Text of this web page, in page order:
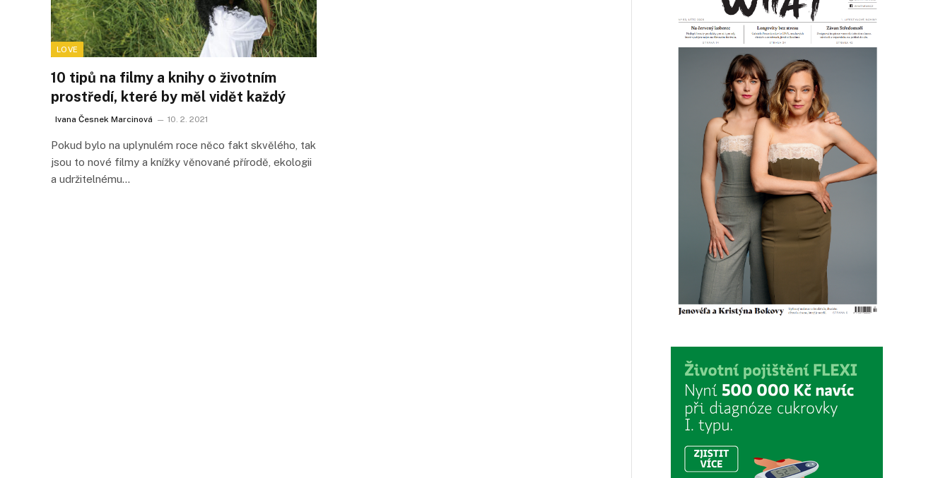
LOVE
10 tipů na filmy a knihy o životním
prostředí, které by měl vidět každý
Ivana Česnek Marcinová 10. 2. 2021
Pokud bylo na uplynulém roce něco fakt skvělého, tak
jsou to nové filmy a knížky věnované přírodě, ekologii
a udržitelnému…